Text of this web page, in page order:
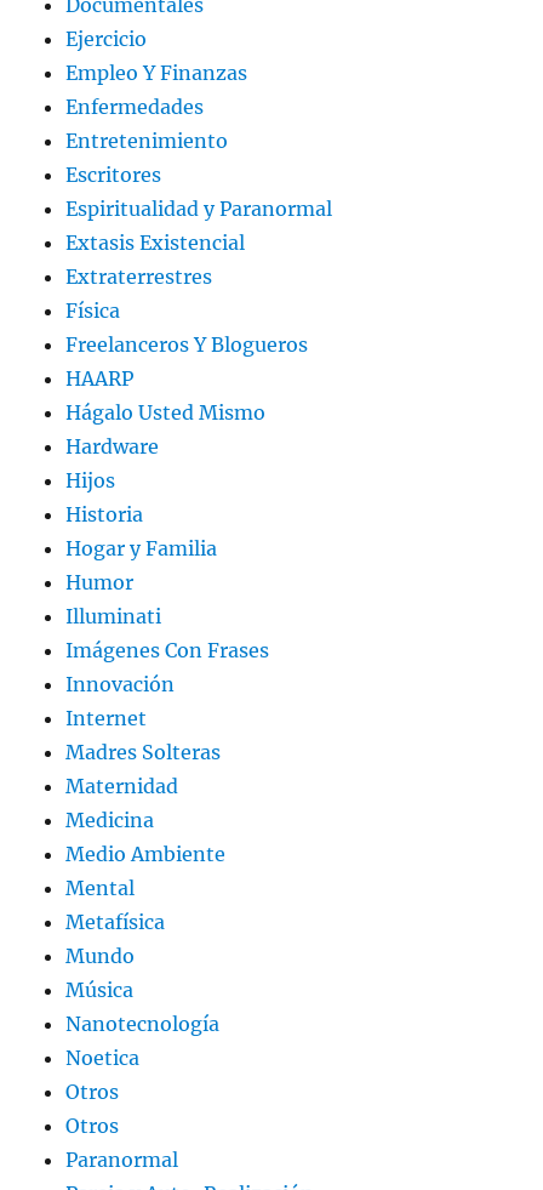
Documentales
Ejercicio
Empleo Y Finanzas
Enfermedades
Entretenimiento
Escritores
Espiritualidad y Paranormal
Extasis Existencial
Extraterrestres
Física
Freelanceros Y Blogueros
HAARP
Hágalo Usted Mismo
Hardware
Hijos
Historia
Hogar y Familia
Humor
Illuminati
Imágenes Con Frases
Innovación
Internet
Madres Solteras
Maternidad
Medicina
Medio Ambiente
Mental
Metafísica
Mundo
Música
Nanotecnología
Noetica
Otros
Otros
Paranormal